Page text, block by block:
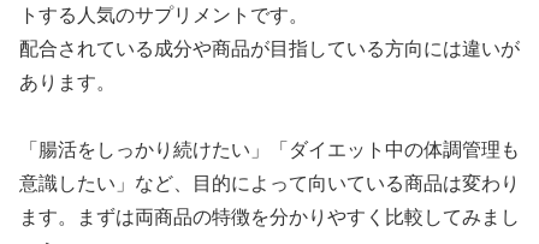
トする人気のサプリメントです。
配合されている成分や商品が目指している方向には違いが
あります。
「腸活をしっかり続けたい」「ダイエット中の体調管理も
意識したい」など、目的によって向いている商品は変わり
ます。まずは両商品の特徴を分かりやすく比較してみまし